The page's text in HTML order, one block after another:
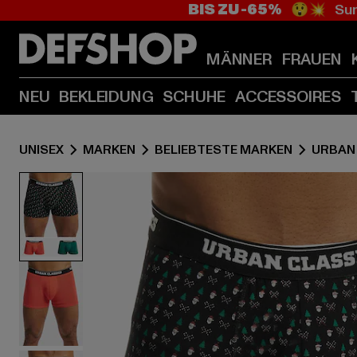
BIS ZU -65% 😲💥
MÄNNER FRAUEN
NEU BEKLEIDUNG SCHUHE ACCESSOIRES
UNISEX MARKEN BELIEBTESTE MARKEN